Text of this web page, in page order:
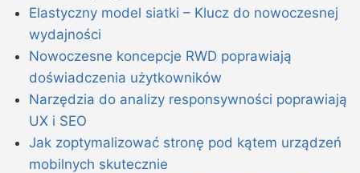
Elastyczny model siatki – Klucz do nowoczesnej
wydajności
Nowoczesne koncepcje RWD poprawiają
doświadczenia użytkowników
Narzędzia do analizy responsywności poprawiają
UX i SEO
Jak zoptymalizować stronę pod kątem urządzeń
mobilnych skutecznie